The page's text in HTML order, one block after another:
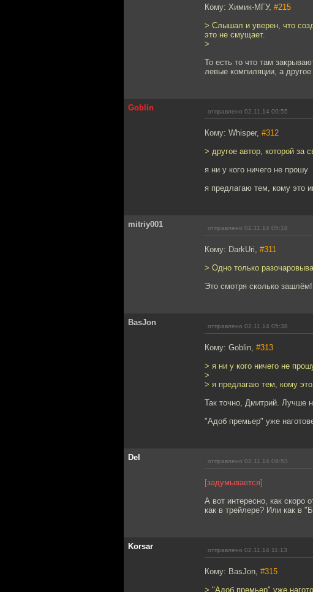
Кому: Химик-МГУ, #215
> Слышал и уверен, что
это не смущает.
>
То есть то что там
левые компиляции, а
Goblin отправлено 02.11.14 00:55
Кому: Whisper, #312
> другое автор, которой за
я ни у кого ничего не прошу
я предлагаю тем, кому это
mitriy001 отправлено 02.11.14 05:18
Кому: DarkUri, #311
> Одно только
Это смотря сколько
BasJon отправлено 02.11.14 05:38
Кому: Goblin, #313
> я ни у кого ничего не
>
> я предлагаю тем, кому
Так точно, Дмитрий. Лучше
"Адоб премьер" уже
Del отправлено 02.11.14 09:53
[задумывается]
А вот интересно, как скоро
как в трейлере? Или как в
Korsar отправлено 02.11.14 11:13
Кому: BasJon, #315
> "Адоб премьер" уже